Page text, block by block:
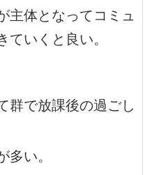
主体となってコミュ
ていくと良い。
群で放課後の過ごし
多い。